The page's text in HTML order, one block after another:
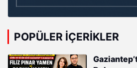
POPÜLER İÇERIKLER